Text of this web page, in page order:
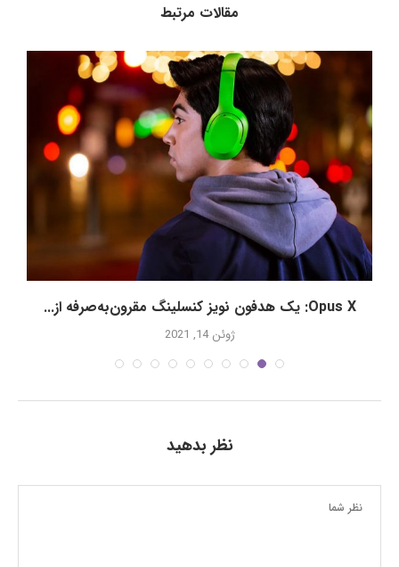
مقالات مرتبط
Opus X: یک هدفون نویز کنسلینگ مقرون‌به‌صرفه از...
ژوئن 14, 2021
نظر بدهید